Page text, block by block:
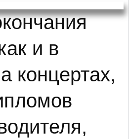
и в
концертах,